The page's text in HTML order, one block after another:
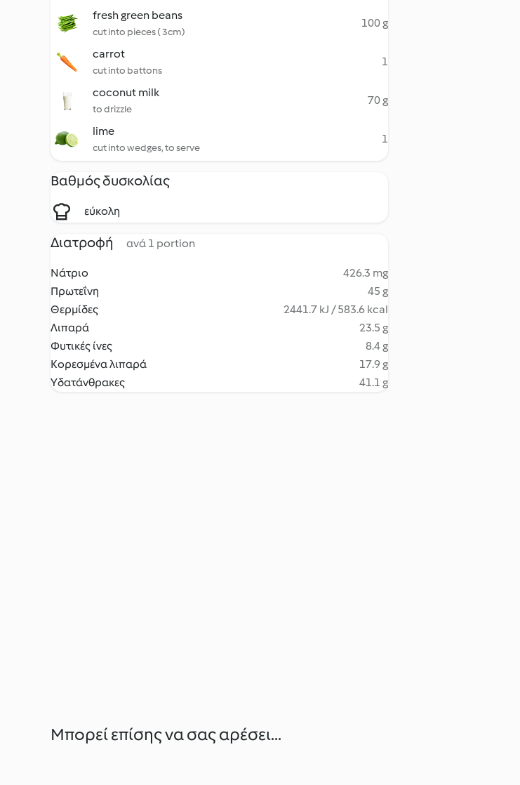
fresh green beans
cut into pieces ( 3cm)
100 g
carrot
cut into battons
1
coconut milk
to drizzle
70 g
lime
cut into wedges, to serve
1
Βαθμός δυσκολίας
εύκολη
Διατροφή ανά 1 portion
Νάτριο
426.3 mg
Πρωτεΐνη
45 g
Θερμίδες
2441.7 kJ / 583.6 kcal
Λιπαρά
23.5 g
Φυτικές ίνες
8.4 g
Κορεσμένα λιπαρά
17.9 g
Υδατάνθρακες
41.1 g
Μπορεί επίσης να σας αρέσει...